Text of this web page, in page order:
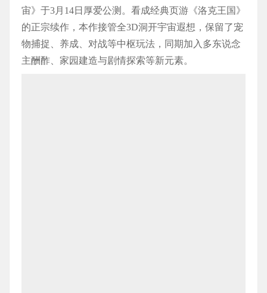
宙》于3月14日厚爱公测。看成经典页游《洛克王国》
的正宗续作，本作接管全3D洞开宇宙遐想，保留了宠
物捕捉、养成、对战等中枢玩法，同期加入多东说念
主酬酢、家园建造与剧情探索等新元素。